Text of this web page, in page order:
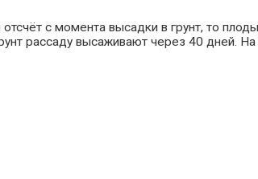
с момента высадки в грунт, то плоды
рассаду высаживают через 40 дней. На